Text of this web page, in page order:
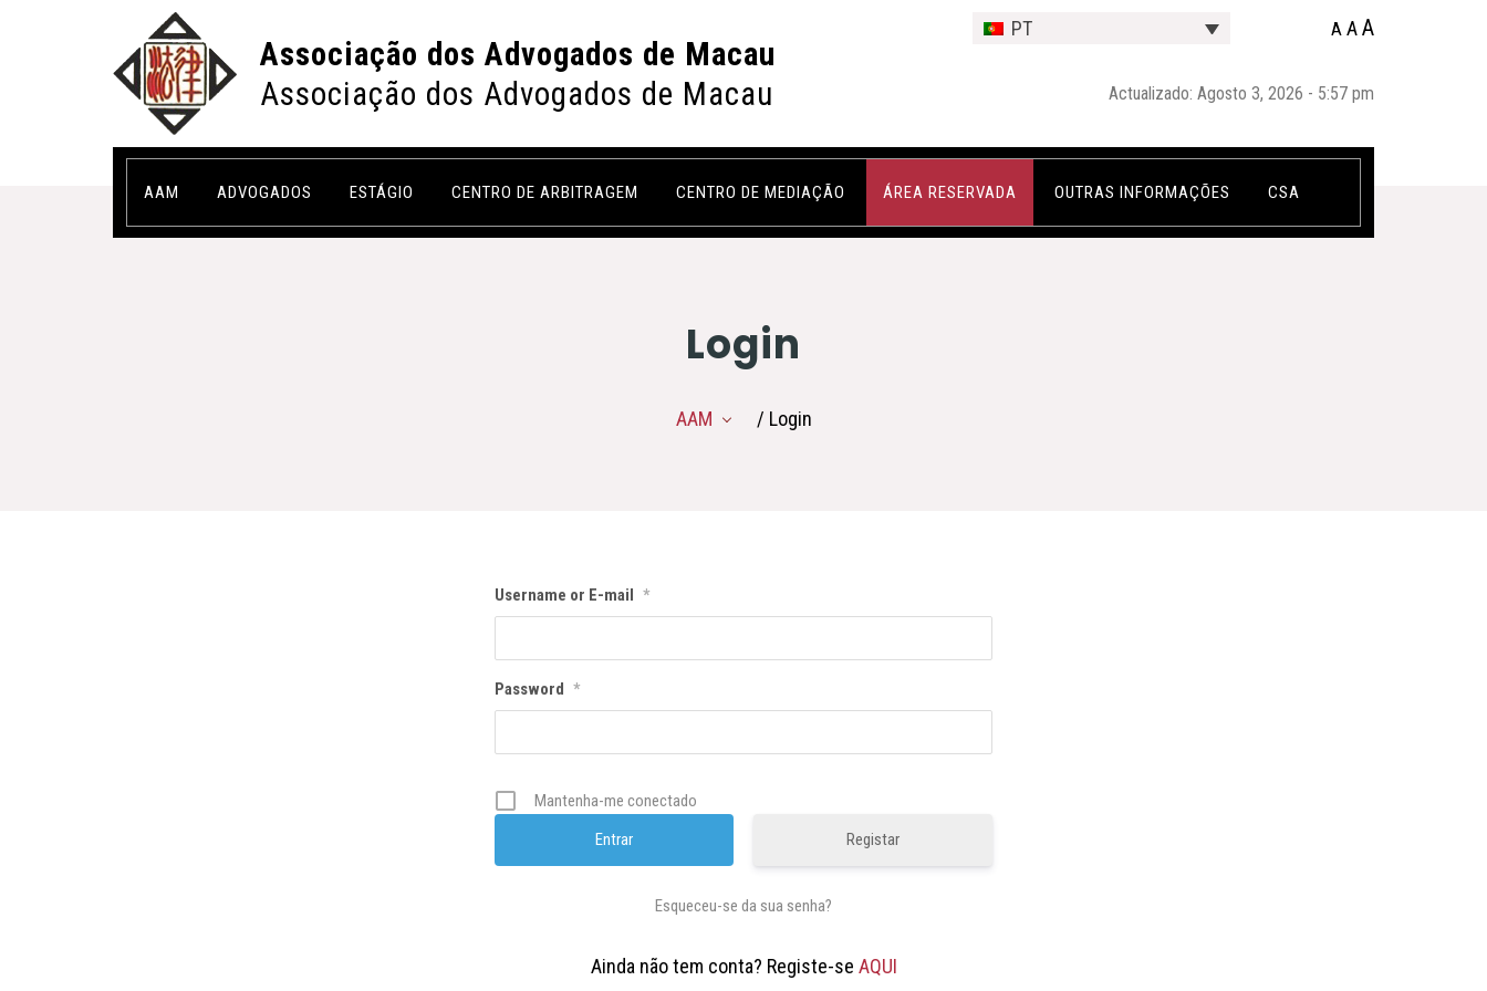
Associação dos Advogados de Macau
Associação dos Advogados de Macau
PT A AA
Actualizado: Agosto 3, 2026 - 5:57 pm
AAM ADVOGADOS ESTÁGIO CENTRO DE ARBITRAGEM CENTRO DE MEDIAÇÃO ÁREA RESERVADA OUTRAS INFORMAÇÕES CSA
Login
AAM / Login
Username or E-mail *
Password *
Mantenha-me conectado
Registar
Esqueceu-se da sua senha?
Ainda não tem conta? Registe-se AQUI